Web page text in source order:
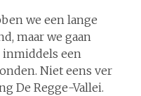
we een lange
maar we gaan
een
Niet eens ver
De Regge-Vallei.